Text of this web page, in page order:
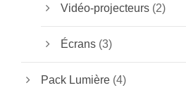
Vidéo-projecteurs (2)
Écrans (3)
Pack Lumière (4)